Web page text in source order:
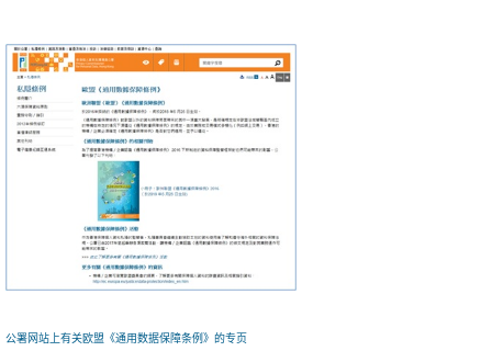
公署网站上有关欧盟《通用数据保障条例》的专页